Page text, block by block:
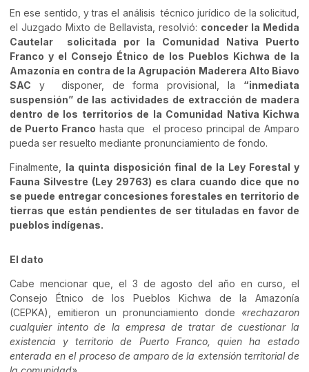
En ese sentido, y tras el análisis técnico jurídico de la solicitud,
el Juzgado Mixto de Bellavista, resolvió: conceder la Medida
Cautelar solicitada por la Comunidad Nativa Puerto
Franco y el Consejo Étnico de los Pueblos Kichwa de la
Amazonía en contra de la Agrupación Maderera Alto Biavo
SAC y disponer, de forma provisional, la “inmediata
suspensión” de las actividades de extracción de madera
dentro de los territorios de la Comunidad Nativa Kichwa
de Puerto Franco hasta que el proceso principal de Amparo
pueda ser resuelto mediante pronunciamiento de fondo.
Finalmente, la quinta disposición final de la Ley Forestal y
Fauna Silvestre (Ley 29763) es clara cuando dice que no
se puede entregar concesiones forestales en territorio de
tierras que están pendientes de ser tituladas en favor de
pueblos indígenas.
El dato
Cabe mencionar que, el 3 de agosto del año en curso, el
Consejo Étnico de los Pueblos Kichwa de la Amazonía
(CEPKA), emitieron un pronunciamiento donde «rechazaron
cualquier intento de la empresa de tratar de cuestionar la
existencia y territorio de Puerto Franco, quien ha estado
enterada en el proceso de amparo de la extensión territorial de